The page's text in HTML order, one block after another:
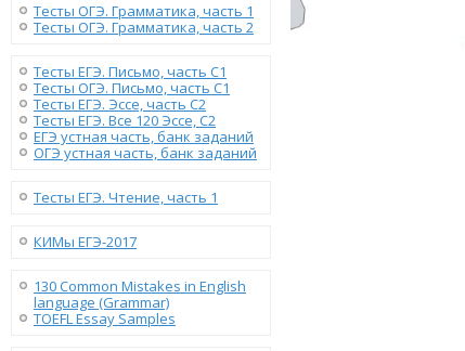
Тесты ОГЭ. Грамматика, часть 1
Тесты ОГЭ. Грамматика, часть 2
Тесты ЕГЭ. Письмо, часть С1
Тесты ОГЭ. Письмо, часть С1
Тесты ЕГЭ. Эссе, часть C2
Тесты ЕГЭ. Все 120 Эссе, C2
ЕГЭ устная часть, банк заданий
ОГЭ устная часть, банк заданий
Тесты ЕГЭ. Чтение, часть 1
КИМы ЕГЭ-2017
130 Сommon Mistakes in English
language (Grammar)
TOEFL Essay Samples